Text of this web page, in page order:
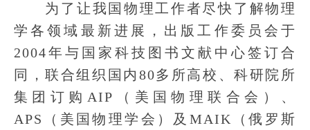
为了让我国物理工作者尽快了解物理
学各领域最新进展，出版工作委员会于
2004年与国家科技图书文献中心签订合
同，联合组织国内80多所高校、科研院所
集团订购AIP（美国物理联合会）、
APS（美国物理学会）及MAIK（俄罗斯